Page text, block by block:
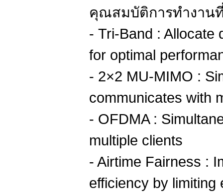
คุณสมบัติการทำงาน
- Tri-Band : Allocate
for optimal
- 2×2 MU-MIMO :
communicates with
- OFDMA :
multiple clients
- Airtime Fairness :
efficiency by